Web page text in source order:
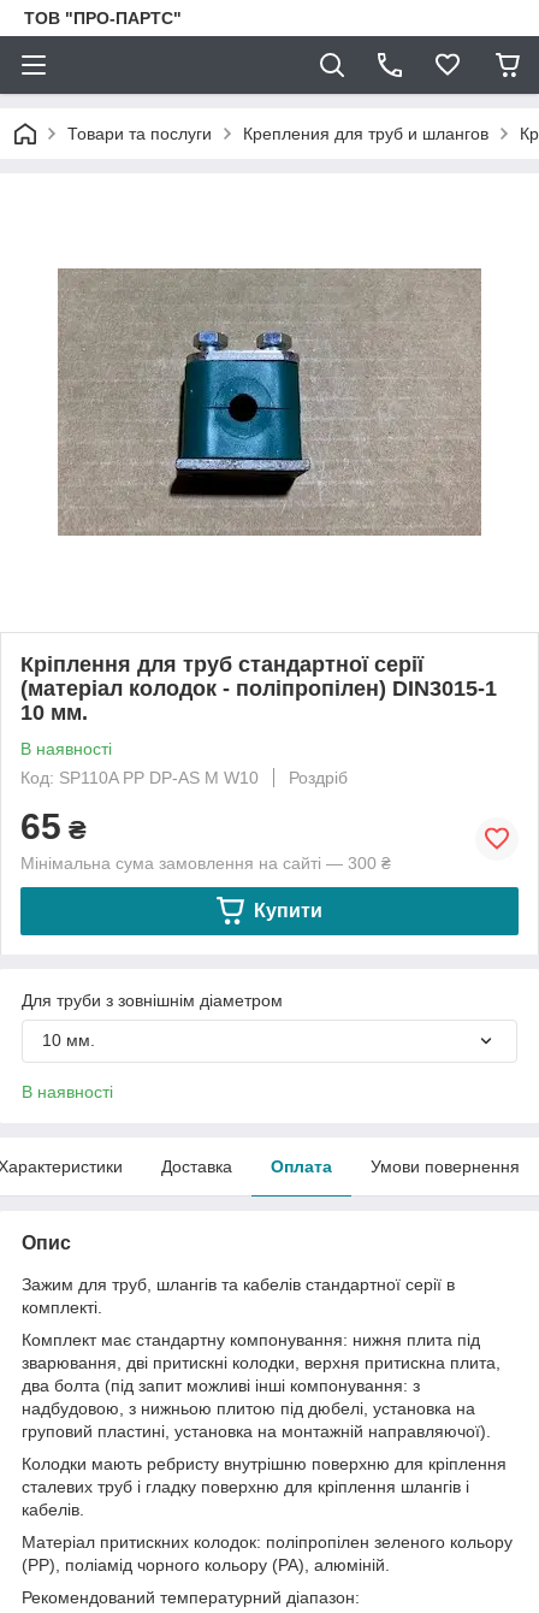
ТОВ "ПРО-ПАРТС"
Товари та послуги Крепления для труб и шлангов
Кріплення для труб стандартної серії
(матеріал колодок - поліпропілен) DIN3015-1
10 мм.
В наявності
Код: SP110A PP DP-AS M W10
Роздріб
65 ₴
Мінімальна сума замовлення на сайті — 300 ₴
Купити
Для труби з зовнішнім діаметром
10 мм.
В наявності
Доставка Оплата Умови повернення
Опис
Зажим для труб, шлангів та кабелів стандартної серії в
комплекті.
Комплект має стандартну компонування: нижня плита під
зварювання, дві притискні колодки, верхня притискна плита,
два болта (під запит можливі інші компонування: з
надбудовою, з нижньою плитою під дюбелі, установка на
груповий пластині, установка на монтажній направляючої).
Колодки мають ребристу внутрішню поверхню для кріплення
сталевих труб і гладку поверхню для кріплення шлангів і
кабелів.
Матеріал притискних колодок: поліпропілен зеленого кольору
(PP), поліамід чорного кольору (PA), алюміній.
Рекомендований температурний діапазон: